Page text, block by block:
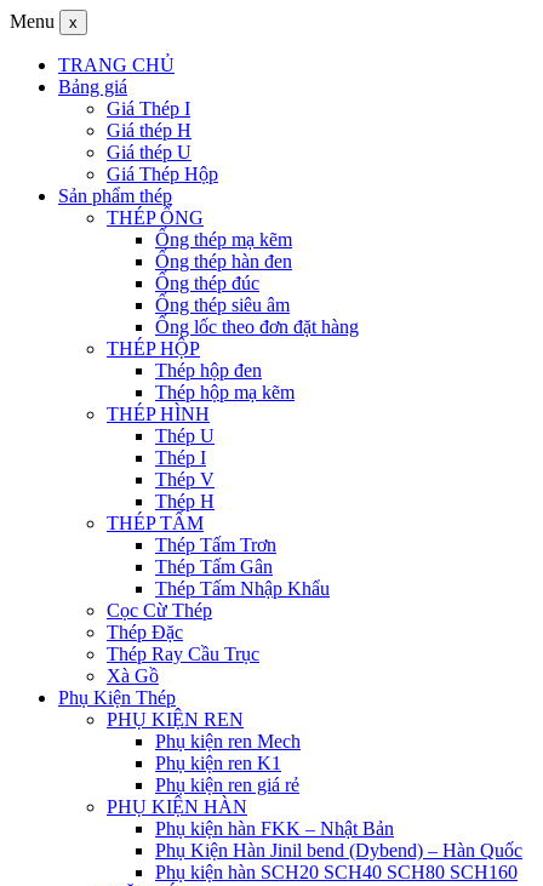
Menu x
TRANG CHỦ
Bảng giá
Giá Thép I
Giá thép H
Giá thép U
Giá Thép Hộp
Sản phẩm thép
THÉP ỐNG
Ống thép mạ kẽm
Ống thép hàn đen
Ống thép đúc
Ống thép siêu âm
Ống lốc theo đơn đặt hàng
THÉP HỘP
Thép hộp đen
Thép hộp mạ kẽm
THÉP HÌNH
Thép U
Thép I
Thép V
Thép H
THÉP TẤM
Thép Tấm Trơn
Thép Tấm Gân
Thép Tấm Nhập Khẩu
Cọc Cừ Thép
Thép Đặc
Thép Ray Cầu Trục
Xà Gồ
Phụ Kiện Thép
PHỤ KIỆN REN
Phụ kiện ren Mech
Phụ kiện ren K1
Phụ kiện ren giá rẻ
PHỤ KIỆN HÀN
Phụ kiện hàn FKK – Nhật Bản
Phụ Kiện Hàn Jinil bend (Dybend) – Hàn Quốc
Phụ kiện hàn SCH20 SCH40 SCH80 SCH160